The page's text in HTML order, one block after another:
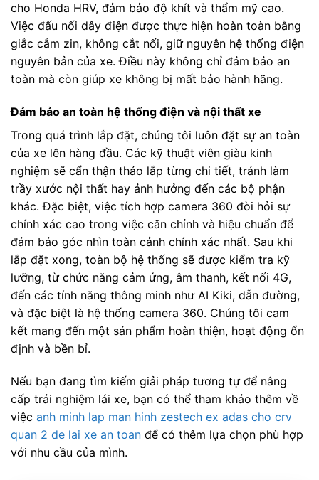
cho Honda HRV, đảm bảo độ khít và thẩm mỹ cao.
Việc đấu nối dây điện được thực hiện hoàn toàn bằng
giắc cắm zin, không cắt nối, giữ nguyên hệ thống điện
nguyên bản của xe. Điều này không chỉ đảm bảo an
toàn mà còn giúp xe không bị mất bảo hành hãng.
Đảm bảo an toàn hệ thống điện và nội thất xe
Trong quá trình lắp đặt, chúng tôi luôn đặt sự an toàn
của xe lên hàng đầu. Các kỹ thuật viên giàu kinh
nghiệm sẽ cẩn thận tháo lắp từng chi tiết, tránh làm
trầy xước nội thất hay ảnh hưởng đến các bộ phận
khác. Đặc biệt, việc tích hợp camera 360 đòi hỏi sự
chính xác cao trong việc căn chỉnh và hiệu chuẩn để
đảm bảo góc nhìn toàn cảnh chính xác nhất. Sau khi
lắp đặt xong, toàn bộ hệ thống sẽ được kiểm tra kỹ
lưỡng, từ chức năng cảm ứng, âm thanh, kết nối 4G,
đến các tính năng thông minh như AI Kiki, dẫn đường,
và đặc biệt là hệ thống camera 360. Chúng tôi cam
kết mang đến một sản phẩm hoàn thiện, hoạt động ổn
định và bền bỉ.
Nếu bạn đang tìm kiếm giải pháp tương tự để nâng
cấp trải nghiệm lái xe, bạn có thể tham khảo thêm về
việc anh minh lap man hinh zestech ex adas cho crv
quan 2 de lai xe an toan để có thêm lựa chọn phù hợp
với nhu cầu của mình.